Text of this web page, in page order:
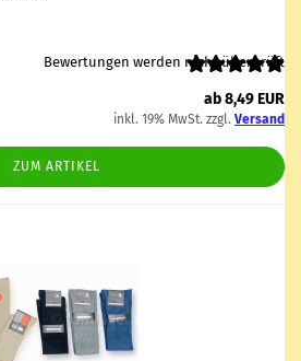
Bewertungen werden nicht überprüft
ab 8,49 EUR
inkl. 19% MwSt. zzgl. Versand
ZUM ARTIKEL